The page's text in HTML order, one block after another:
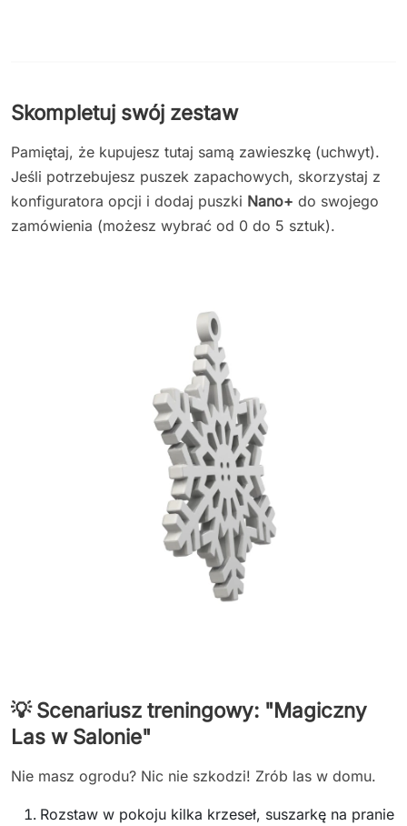
Skompletuj swój zestaw
Pamiętaj, że kupujesz tutaj samą zawieszkę (uchwyt).
Jeśli potrzebujesz puszek zapachowych, skorzystaj z
konfiguratora opcji i dodaj puszki Nano+ do swojego
zamówienia (możesz wybrać od 0 do 5 sztuk).
💡 Scenariusz treningowy: "Magiczny
Las w Salonie"
Nie masz ogrodu? Nic nie szkodzi! Zrób las w domu.
Rozstaw w pokoju kilka krzeseł, suszarkę na pranie